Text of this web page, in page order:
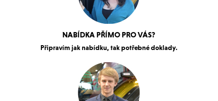
NABÍDKA PŘÍMO PRO VÁS?
Připravím jak nabídku, tak potřebné doklady.